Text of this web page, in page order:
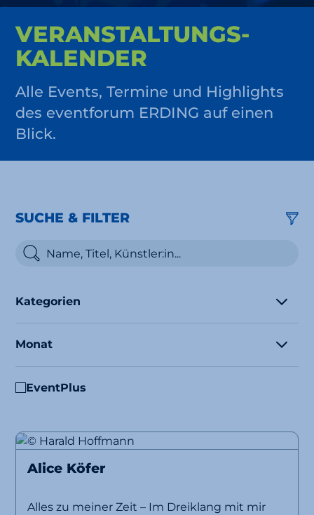
VERAN­STALTUNGS­
KALENDER
Alle Events, Termine und Highlights
des eventforum ERDING auf einen
Blick.
SUCHE & FILTER
Kategorien
Monat
EventPlus
Alice Köfer
Alles zu meiner Zeit – Im Dreiklang mit mir